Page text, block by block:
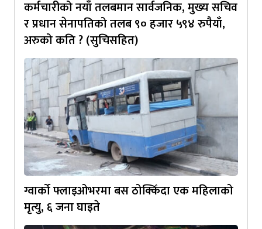
कर्मचारीको नयाँ तलबमान सार्वजनिक, मुख्य सचिव
र प्रधान सेनापतिको तलब ९० हजार ५९४ रुपैयाँ,
अरुको कति ? (सुचिसहित)
ग्वार्को फ्लाइओभरमा बस ठोक्किँदा एक महिलाको
मृत्यु, ६ जना घाइते